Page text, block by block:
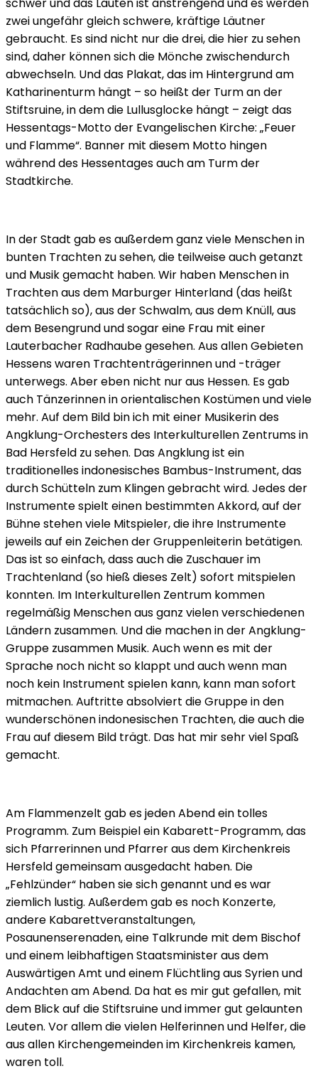
zwei ungefähr gleich schwere, kräftige Läutner
gebraucht. Es sind nicht nur die drei, die hier zu sehen
sind, daher können sich die Mönche zwischendurch
abwechseln. Und das Plakat, das im Hintergrund am
Katharinenturm hängt – so heißt der Turm an der
Stiftsruine, in dem die Lullusglocke hängt – zeigt das
Hessentags-Motto der Evangelischen Kirche: „Feuer
und Flamme“. Banner mit diesem Motto hingen
während des Hessentages auch am Turm der
Stadtkirche.
In der Stadt gab es außerdem ganz viele Menschen in
bunten Trachten zu sehen, die teilweise auch getanzt
und Musik gemacht haben. Wir haben Menschen in
Trachten aus dem Marburger Hinterland (das heißt
tatsächlich so), aus der Schwalm, aus dem Knüll, aus
dem Besengrund und sogar eine Frau mit einer
Lauterbacher Radhaube gesehen. Aus allen Gebieten
Hessens waren Trachtenträgerinnen und -träger
unterwegs. Aber eben nicht nur aus Hessen. Es gab
auch Tänzerinnen in orientalischen Kostümen und viele
mehr. Auf dem Bild bin ich mit einer Musikerin des
Angklung-Orchesters des Interkulturellen Zentrums in
Bad Hersfeld zu sehen. Das Angklung ist ein
traditionelles indonesisches Bambus-Instrument, das
durch Schütteln zum Klingen gebracht wird. Jedes der
Instrumente spielt einen bestimmten Akkord, auf der
Bühne stehen viele Mitspieler, die ihre Instrumente
jeweils auf ein Zeichen der Gruppenleiterin betätigen.
Das ist so einfach, dass auch die Zuschauer im
Trachtenland (so hieß dieses Zelt) sofort mitspielen
konnten. Im Interkulturellen Zentrum kommen
regelmäßig Menschen aus ganz vielen verschiedenen
Ländern zusammen. Und die machen in der Angklung-
Gruppe zusammen Musik. Auch wenn es mit der
Sprache noch nicht so klappt und auch wenn man
noch kein Instrument spielen kann, kann man sofort
mitmachen. Auftritte absolviert die Gruppe in den
wunderschönen indonesischen Trachten, die auch die
Frau auf diesem Bild trägt. Das hat mir sehr viel Spaß
gemacht.
Am Flammenzelt gab es jeden Abend ein tolles
Programm. Zum Beispiel ein Kabarett-Programm, das
sich Pfarrerinnen und Pfarrer aus dem Kirchenkreis
Hersfeld gemeinsam ausgedacht haben. Die
„Fehlzünder“ haben sie sich genannt und es war
ziemlich lustig. Außerdem gab es noch Konzerte,
andere Kabarettveranstaltungen,
Posaunenserenaden, eine Talkrunde mit dem Bischof
und einem leibhaftigen Staatsminister aus dem
Auswärtigen Amt und einem Flüchtling aus Syrien und
Andachten am Abend. Da hat es mir gut gefallen, mit
dem Blick auf die Stiftsruine und immer gut gelaunten
Leuten. Vor allem die vielen Helferinnen und Helfer, die
aus allen Kirchengemeinden im Kirchenkreis kamen,
waren toll.